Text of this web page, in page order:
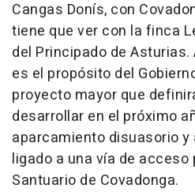
Cangas Donís, con
tiene que ver con la finca
del Principado de
es el propósito del
proyecto mayor que
desarrollar en el próximo
aparcamiento disuasorio y
ligado a una vía de
Santuario de Covadonga.